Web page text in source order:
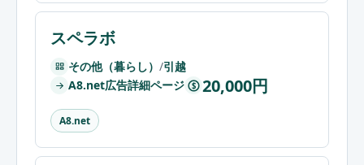
スペラボ
その他（暮らし） /引越
A8.net広告詳細ページ
$ 20,000円
A8.net